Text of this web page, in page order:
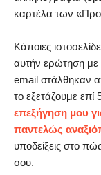
καρτέλα των
Κάποιες
αυτήν ερώτηση
email στάλθηκαν
το εξετάζουμε επί
επεξήγηση μου
παντελώς
υποδείξεις στο
σου.